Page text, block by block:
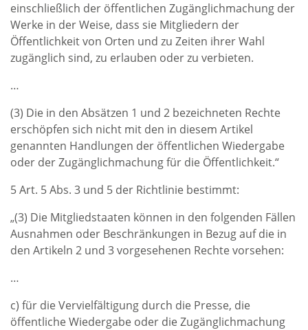
einschließlich der öffentlichen Zugänglichmachung der
Werke in der Weise, dass sie Mitgliedern der
Öffentlichkeit von Orten und zu Zeiten ihrer Wahl
zugänglich sind, zu erlauben oder zu verbieten.
…
(3) Die in den Absätzen 1 und 2 bezeichneten Rechte
erschöpfen sich nicht mit den in diesem Artikel
genannten Handlungen der öffentlichen Wiedergabe
oder der Zugänglichmachung für die Öffentlichkeit.“
5 Art. 5 Abs. 3 und 5 der Richtlinie bestimmt:
„(3) Die Mitgliedstaaten können in den folgenden Fällen
Ausnahmen oder Beschränkungen in Bezug auf die in
den Artikeln 2 und 3 vorgesehenen Rechte vorsehen:
…
c) für die Vervielfältigung durch die Presse, die
öffentliche Wiedergabe oder die Zugänglichmachung